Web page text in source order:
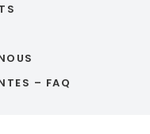
– FAQ